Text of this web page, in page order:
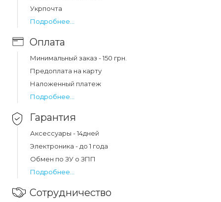
Открытый низ и точные вырезы под все порты, кнопки
и камеру обеспечивают удобный доступ ко всем
функциям, не ограничивая его возможностей. Углы с
уплотненной дополнительной защитой, а камера
имеет приподнятые края для дополнительной защиты
линз от царапин и повреждений.
Какая цена на чехол shockproof xiaomi redmi a1
Цена на чехол shockproof xiaomi redmi a1 plus/a2
plus/poco c50 прозрачный составляет 31 грн.
Укрпочта
Подробнее...
Оплата
Минимальный заказ - 150 грн.
Предоплата на карту
Наложенный платеж
Подробнее...
Гарантия
Аксессуары - 14дней
Электроника - до 1 года
Обмен по ЗУ о ЗПП
Подробнее...
Сотрудничество